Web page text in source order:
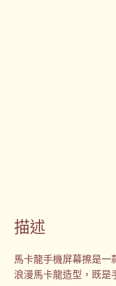
描述
馬卡龍手機屏幕擦是一
浪漫馬卡龍造型，既是